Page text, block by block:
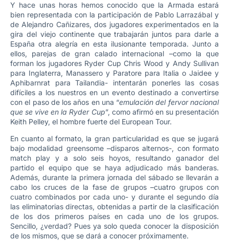
Y hace unas horas hemos conocido que la Armada estará
bien representada con la participación de Pablo Larrazábal y
de Alejandro Cañizares, dos jugadores experimentados en la
gira del viejo continente que trabajarán juntos para darle a
España otra alegría en esta ilusionante temporada. Junto a
ellos, parejas de gran calado internacional –como la que
forman los jugadores Ryder Cup Chris Wood y Andy Sullivan
para Inglaterra, Manassero y Paratore para Italia o Jaidee y
Aphibarnrat para Tailandia- intentarán ponerles las cosas
difíciles a los nuestros en un evento destinado a convertirse
con el paso de los años en una “emulación del fervor nacional
que se vive en la Ryder Cup”, como afirmó en su presentación
Keith Pelley, el hombre fuerte del European Tour.
En cuanto al formato, la gran particularidad es que se jugará
bajo modalidad greensome –disparos alternos-, con formato
match play y a solo seis hoyos, resultando ganador del
partido el equipo que se haya adjudicado más banderas.
Además, durante la primera jornada del sábado se llevarán a
cabo los cruces de la fase de grupos –cuatro grupos con
cuatro combinados por cada uno- y durante el segundo día
las eliminatorias directas, obtenidas a partir de la clasificación
de los dos primeros países en cada uno de los grupos.
Sencillo, ¿verdad? Pues ya solo queda conocer la disposición
de los mismos, que se dará a conocer próximamente.